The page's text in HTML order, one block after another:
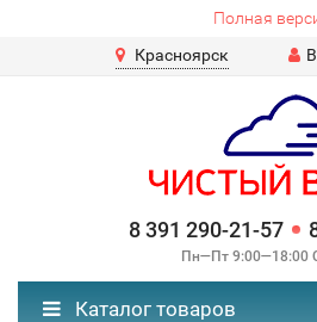
Полная
Красноярск
8 391 290-21-57
Пн—Пт 9:00—18:00
Каталог товаров